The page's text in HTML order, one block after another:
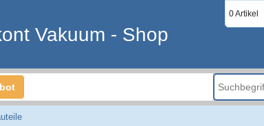
0 Artikel
Vakuum - Shop